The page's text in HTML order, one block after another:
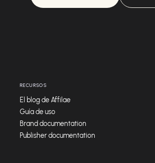
RECURSOS
El blog de Affilae
Guía de uso
Brand documentation
Publisher documentation